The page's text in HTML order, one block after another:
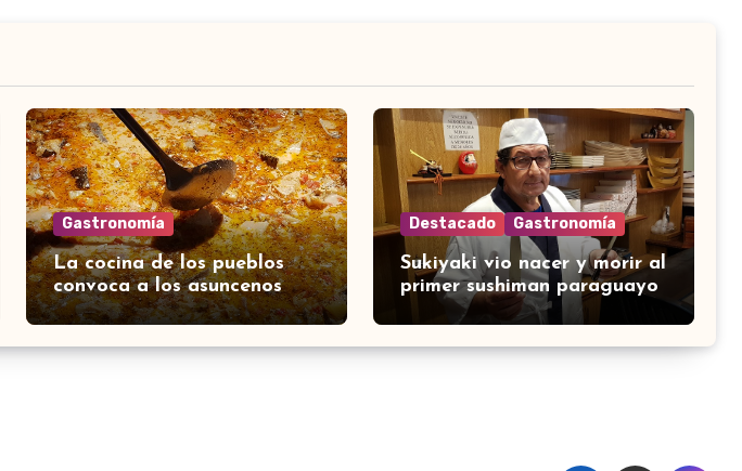
Gastronomía
La cocina de los pueblos
convoca a los asuncenos
Destacado Gastronomía
Sukiyaki vio nacer y morir al
primer sushiman paraguayo